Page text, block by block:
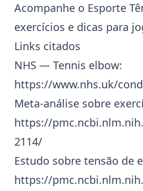
Acompanhe o Esporte
exercícios e dicas para
Links citados
NHS — Tennis elbow:
https://www.nhs.uk/
Meta‑análise sobre
https://
2114/
Estudo sobre tensão de
https://